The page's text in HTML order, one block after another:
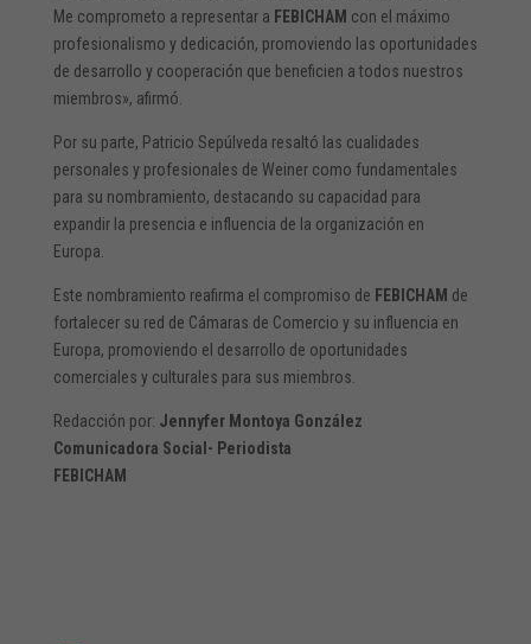
Me comprometo a representar a FEBICHAM con el máximo
profesionalismo y dedicación, promoviendo las oportunidades
de desarrollo y cooperación que beneficien a todos nuestros
miembros», afirmó.
Por su parte, Patricio Sepúlveda resaltó las cualidades
personales y profesionales de Weiner como fundamentales
para su nombramiento, destacando su capacidad para
expandir la presencia e influencia de la organización en
Europa.
Este nombramiento reafirma el compromiso de FEBICHAM de
fortalecer su red de Cámaras de Comercio y su influencia en
Europa, promoviendo el desarrollo de oportunidades
comerciales y culturales para sus miembros.
Redacción por: Jennyfer Montoya González
Comunicadora Social- Periodista
FEBICHAM